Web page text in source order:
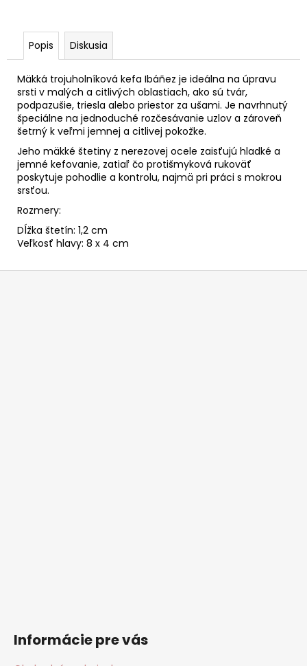
Popis Diskusia
Mäkká trojuholníková kefa Ibáñez je ideálna na úpravu
srsti v malých a citlivých oblastiach, ako sú tvár,
podpazušie, triesla alebo priestor za ušami. Je navrhnutý
špeciálne na jednoduché rozčesávanie uzlov a zároveň
šetrný k veľmi jemnej a citlivej pokožke.
Jeho mäkké štetiny z nerezovej ocele zaisťujú hladké a
jemné kefovanie, zatiaľ čo protišmyková rukoväť
poskytuje pohodlie a kontrolu, najmä pri práci s mokrou
srsťou.
Rozmery:
Dĺžka štetín: 1,2 cm
Veľkosť hlavy: 8 x 4 cm
Z
Informácie pre vás